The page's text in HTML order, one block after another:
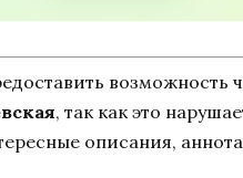
возможность
, так как это
описания,